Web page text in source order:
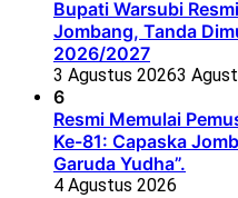
Bupati Warsubi
Jombang, Tanda
2026/2027
3 Agustus 20263
6
Resmi Memulai
Ke-81: Capaska
Garuda Yudha”.
4 Agustus 2026